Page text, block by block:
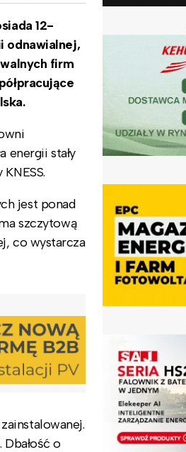
12-
odnawialnej,
firm
energii stały
jest ponad
szczytową
co wystarcza
o